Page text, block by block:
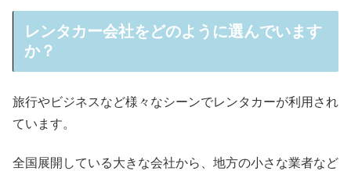
レンタカー会社をどのように選んでいます
か？
旅行やビジネスなど様々なシーンでレンタカーが利用され
ています。
全国展開している大きな会社から、地方の小さな業者など